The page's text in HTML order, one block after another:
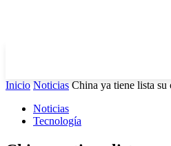
Inicio Noticias China ya tiene lista su
Noticias
Tecnología